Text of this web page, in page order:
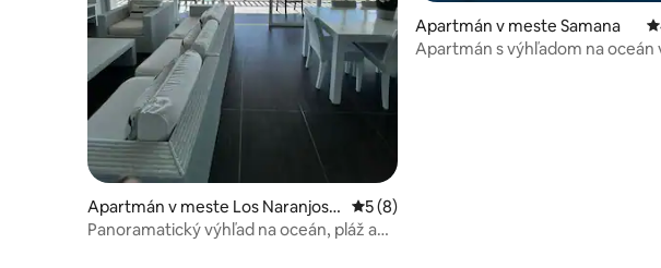
Apartmán v meste Los Naranjos,
Samana
Priemerné ohodnotenie 5 z 5, počet
5 (8)
Panoramatický výhľad na oceán, pláž a
Apartmán v meste Samana
Apartmán s výhľadom na oceán